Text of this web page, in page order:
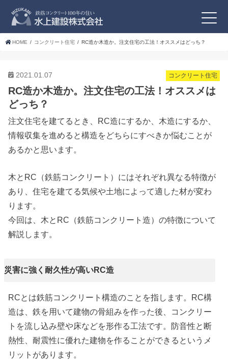
HOME コンクリート住宅 RC造か木造か。注文住宅の工法！オススメはどっち？
コンクリート住宅
2021.01.07
RC造か木造か。注文住宅の工法！オススメは
どっち？
注文住宅を建てるとき、RC造にするか、木造にするか、
情報収集を進めると構造をどちらにすべきか悩むことが
あるかと思います。
木とRC（鉄筋コンクリート）にはそれぞれ異なる特徴が
あり、住宅を建てる気候や土地によって適した材が変わ
ります。
今回は、木とRC（鉄筋コンクリート造）の特徴について
解説します。
災害に強く耐久性が高いRC造
RCとは鉄筋コンクリート構造のことを指します。RC構
造は、鉄を用いて建物の骨組みを作った後、コンクリー
トを流し込み壁や床などを形作る工法です。防音性と断
熱性、耐震性に優れた建物を作ることができるというメ
リットがあります。